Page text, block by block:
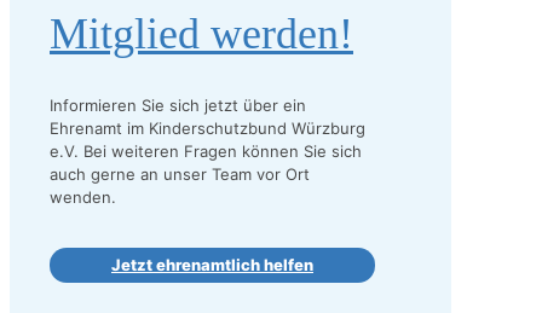
Mitglied werden!
Informieren Sie sich jetzt über ein
Ehrenamt im Kinderschutzbund Würzburg
e.V. Bei weiteren Fragen können Sie sich
auch gerne an unser Team vor Ort
wenden.
Jetzt ehrenamtlich helfen